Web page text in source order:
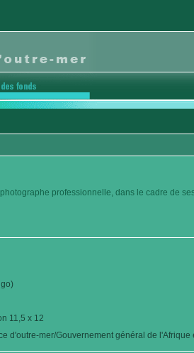
professionnelle, dans le cadre de
11,5 x 12
d'outre-mer/Gouvernement général de l'Afrique